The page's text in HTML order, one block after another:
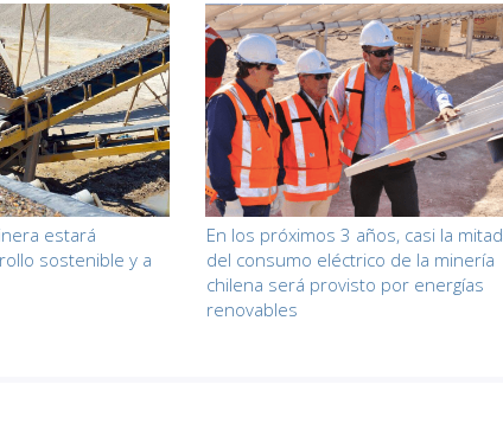
estará
sostenible y a
En los próximos 3 años, casi la mitad
del consumo eléctrico de la minería
chilena será provisto por energías
renovables